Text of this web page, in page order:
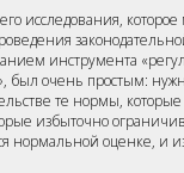
исследования,
инструмента
был очень простым:
те нормы,
избыточно
нормальной оценке, и